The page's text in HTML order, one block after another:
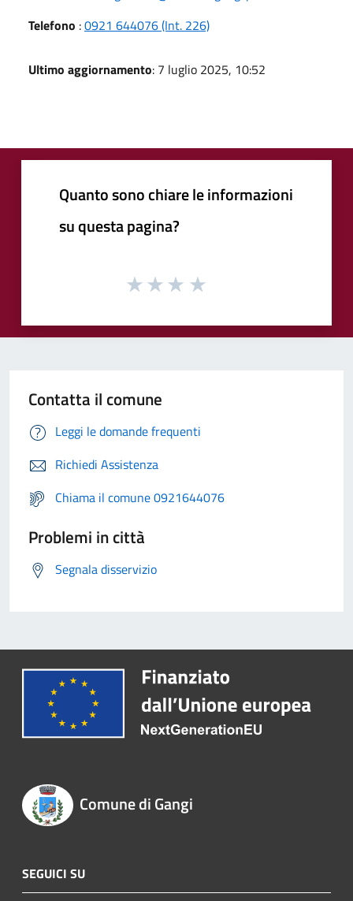
Telefono :0921 644076 (Int. 226)
Ultimo aggiornamento: 7 luglio 2025, 10:52
Quanto sono chiare le informazioni
su questa pagina?
Contatta il comune
Leggi le domande frequenti
Richiedi Assistenza
Chiama il comune 0921644076
Problemi in città
Segnala disservizio
Comune di Gangi
SEGUICI SU